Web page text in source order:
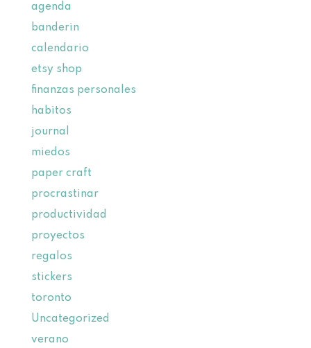
agenda
banderin
calendario
etsy shop
finanzas personales
habitos
journal
miedos
paper craft
procrastinar
productividad
proyectos
regalos
stickers
toronto
Uncategorized
verano